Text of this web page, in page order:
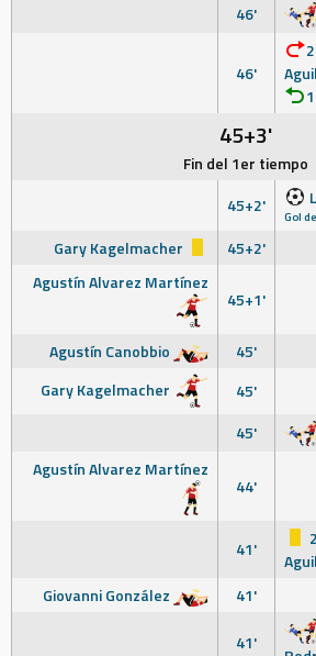
46'
46'
45+3'
Fin del 1er tiempo
45+2'
Gol
Gary Kagelmacher
45+2'
Agustín Alvarez Martínez
45+1'
Agustín Canobbio
45'
Gary Kagelmacher
45'
45'
Agustín Alvarez Martínez
44'
41'
Giovanni González
41'
41'